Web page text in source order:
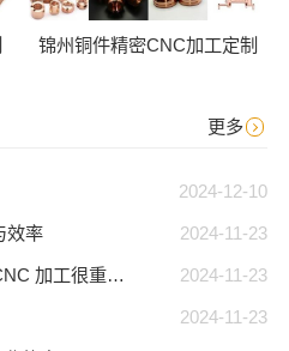
锦州铜件精密CNC加工定制
更多
2024-12-10
2024-11-23
效率
2024-11-23
为什么切削液对于有效的 CNC 加工很重要？
2024-11-23